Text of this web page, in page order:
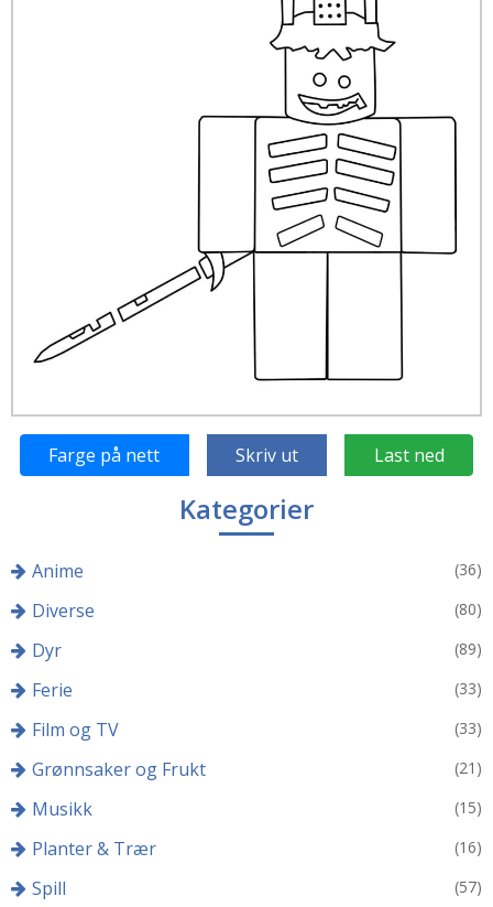
Farge på nett Skriv ut Last ned
Kategorier
Anime (36)
Diverse (80)
Dyr (89)
Ferie (33)
Film og TV (33)
Grønnsaker og Frukt (21)
Musikk (15)
Planter & Trær (16)
Spill (57)